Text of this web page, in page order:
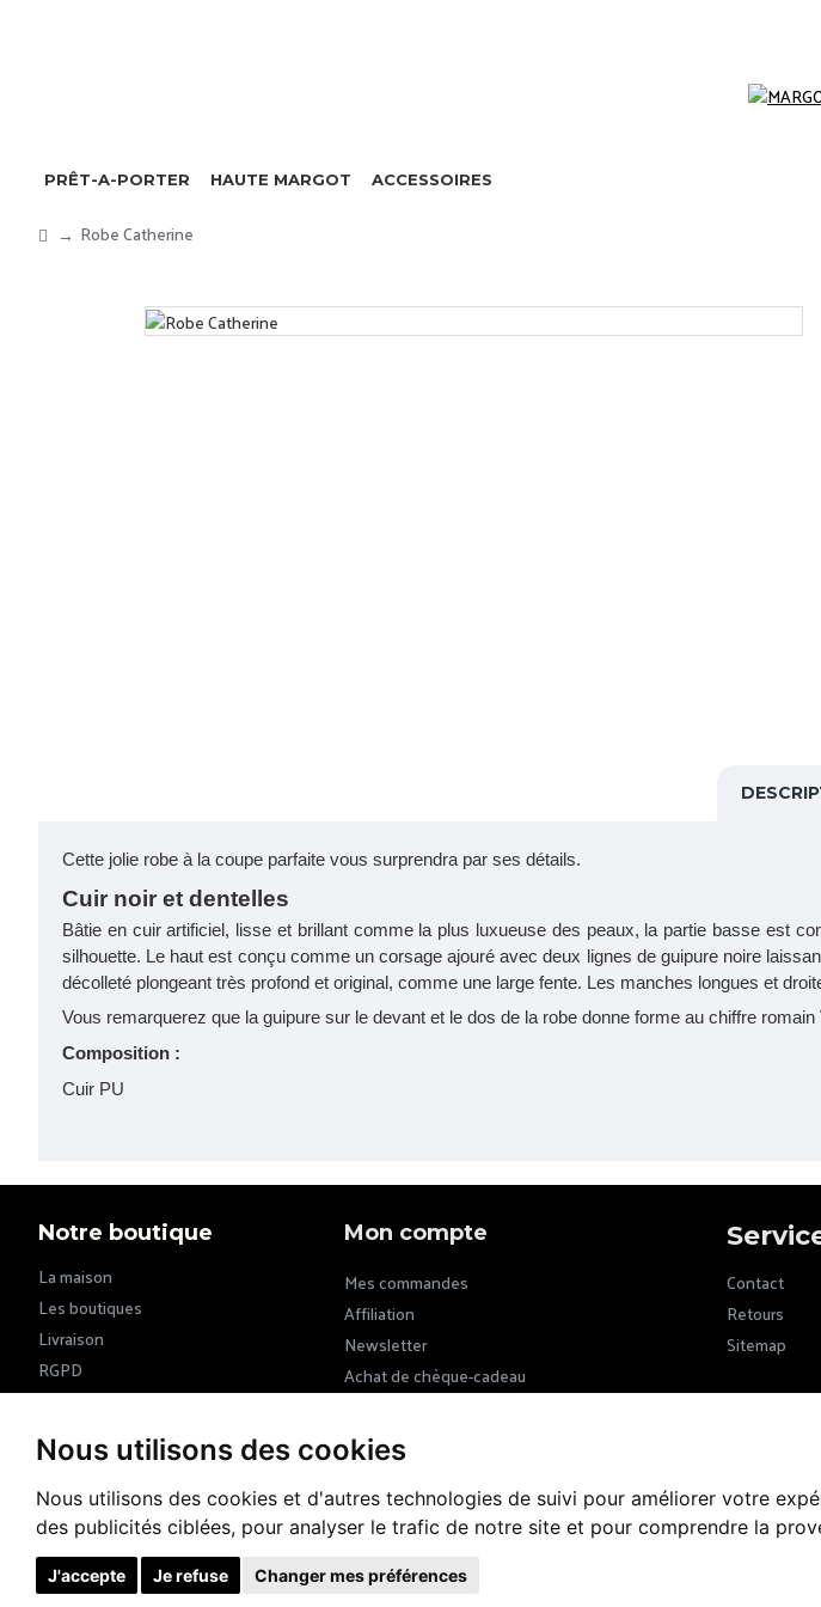
Nous utilisons des cookies
Nous utilisons des cookies et d'autres technologies de suivi pour améliorer votre
des publicités ciblées, pour analyser le trafic de notre site et pour comprendre la
J'accepte Je refuse Changer mes préférences
PRÊT-A-PORTER HAUTE MARGOT ACCESSOIRES
Robe Catherine
Cette jolie robe à la coupe parfaite vous surprendra par ses détails.
Cuir noir et dentelles
Bâtie en cuir artificiel, lisse et brillant comme la plus luxueuse des peaux, la partie basse est
silhouette. Le haut est conçu comme un corsage ajouré avec deux lignes de guipure noire
décolleté plongeant très profond et original, comme une large fente. Les manches longues et
Vous remarquerez que la guipure sur le devant et le dos de la robe donne forme au chiffre
Composition :
Cuir PU
Notre boutique
La maison
Les boutiques
Livraison
RGPD
CGU & CGV
Mon compte
Mes commandes
Affiliation
Newsletter
Achat de chèque-cadeau
Contact
Retours
Sitemap
Copyright © 2026, Margot VII, tous droits réservés